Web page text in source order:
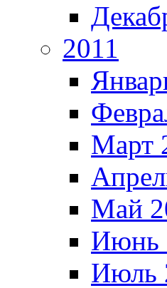
2011
Март
Май
Июнь
Июль